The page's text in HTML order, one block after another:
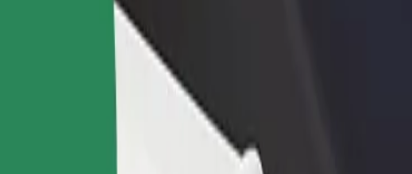
station – Opera Maghiară Est
"Opera Maghiară Est"? Ознайомся з нашими сервісами та знайди
Завантажити застосунок